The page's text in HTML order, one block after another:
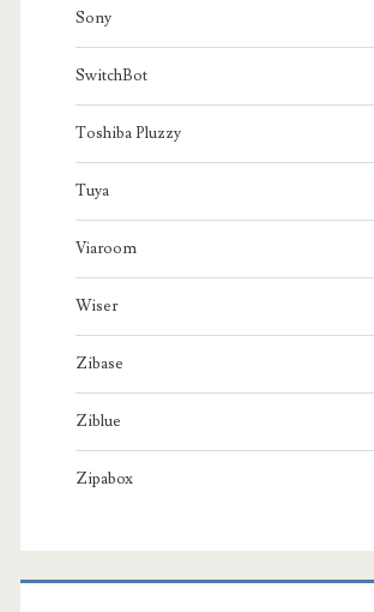
Sony
SwitchBot
Toshiba Pluzzy
Tuya
Viaroom
Wiser
Zibase
Ziblue
Zipabox